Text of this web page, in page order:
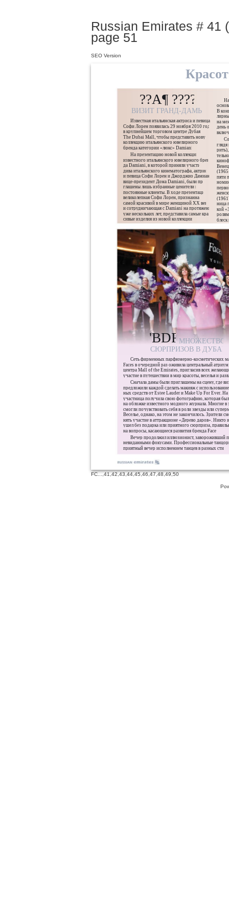
Russian Emirates # 41
page 51
'BDFTМНОЖЕСТВО
СЮРПРИЗОВ В ДУБАЕ
Сеть фирменных парфюмерно-косметических
Faces в очередной раз оживила центральный
центра Mall of the Emirates, пригласив всех
участие в путешествии в мир красоты, веселья и
Сначала дамы были приглашены на сцену, где
предложили каждой сделать макияж с
ных средств от Estee Lauder и Make Up For Ever. На
участница получила свою фотографию, которая
на обложке известного модного журнала. Многие в
смогли почувствовать себя в роли звезды или
Веселье, однако, на этом не закончилось. Зрители
нять участие в аттракционе «Дерево даров». Никто
ушел без подарка или приятного сюрприза,
на вопросы, касающиеся развития бренда Faces.
Вечер продолжил иллюзионист, завороживший
невиданными фокусами. Профессиональные
приятный вечер исполнением танцев в разных
??A¶ ????»
ВИЗИТ ГРАНД-ДАМЫ
Известная итальянская актриса и певица
Софи Лорен появилась 29 ноября 2010 года
в крупнейшем торговом центре Дубая –
The Dubai Mall, чтобы представить новую
коллекцию итальянского ювелирного
бренда категории «люкс» Damiani.
На презентацию новой коллекции
известного итальянского ювелирного брен-
да Damiani, в которой приняли участие:
дива итальянского кинематографа, актриса
и певица Софи Лорен и Джорджио Дамиани,
вице-президент Дома Damiani, были при-
глашены лишь избранные ценители и
постоянные клиенты. В ходе презентации
великолепная Софи Лорен, признанная
самой красивой в мире женщиной ХХ века
и сотрудничающая с Damiani на протяжении
уже нескольких лет, представила самые кра-
сивые изделия из новой коллекции.
В
на
день
(1965
пяти
ница
кой
SEO Version
FC...,41,42,43,44,45,46,47,48,49,50